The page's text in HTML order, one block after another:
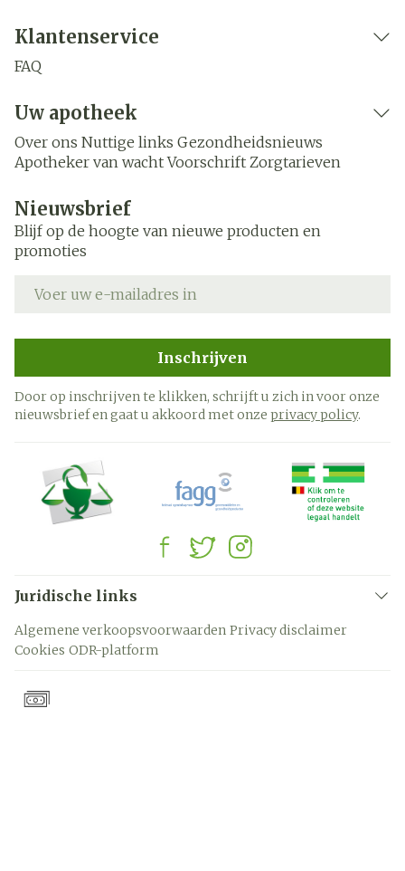
Klantenservice
FAQ
Uw apotheek
Over ons Nuttige links Gezondheidsnieuws
Apotheker van wacht Voorschrift Zorgtarieven
Nieuwsbrief
Blijf op de hoogte van nieuwe producten en
promoties
Inschrijven
Door op inschrijven te klikken, schrijft u zich in voor onze
nieuwsbrief en gaat u akkoord met onze privacy policy.
Juridische links
Algemene verkoopsvoorwaarden Privacy disclaimer
Cookies ODR-platform